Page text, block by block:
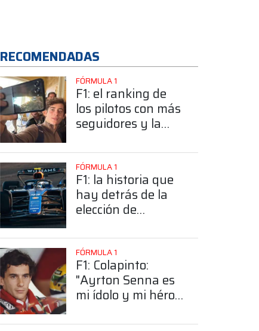
RECOMENDADAS
FÓRMULA 1
F1: el ranking de
los pilotos con más
seguidores y la
posición de
Colapinto
FÓRMULA 1
F1: la historia que
hay detrás de la
elección de
número 43
FÓRMULA 1
F1: Colapinto:
"Ayrton Senna es
mi ídolo y mi héroe